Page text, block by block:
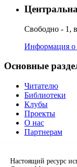
Свободно - 1,
Информация о
Основные
Читателю
Библиотеки
Клубы
Проекты
О нас
Партнерам
Настоящий ресурс